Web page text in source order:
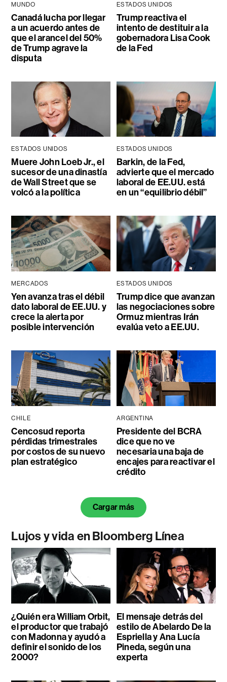
MUNDO
Canadá lucha por llegar
a un acuerdo antes de
que el arancel del 50%
de Trump agrave la
disputa
ESTADOS UNIDOS
Trump reactiva el
intento de destituir a la
gobernadora Lisa Cook
de la Fed
ESTADOS UNIDOS
Muere John Loeb Jr., el
sucesor de una dinastía
de Wall Street que se
volcó a la política
ESTADOS UNIDOS
Barkin, de la Fed,
advierte que el mercado
laboral de EE.UU. está
en un “equilibrio débil”
MERCADOS
Yen avanza tras el débil
dato laboral de EE.UU. y
crece la alerta por
posible intervención
ESTADOS UNIDOS
Trump dice que avanzan
las negociaciones sobre
Ormuz mientras Irán
evalúa veto a EE.UU.
CHILE
Cencosud reporta
pérdidas trimestrales
por costos de su nuevo
plan estratégico
ARGENTINA
Presidente del BCRA
dice que no ve
necesaria una baja de
encajes para reactivar el
crédito
Cargar más
Lujos y vida en Bloomberg Línea
¿Quién era William Orbit,
el productor que trabajó
con Madonna y ayudó a
definir el sonido de los
2000?
El mensaje detrás del
estilo de Abelardo De la
Espriella y Ana Lucía
Pineda, según una
experta